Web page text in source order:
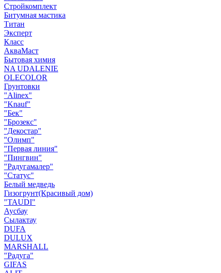
Стройкомплект
Битумная мастика
Титан
Эксперт
Класс
АкваМаст
Бытовая химия
NA UDALENIE
OLECOLOR
Грунтовки
"Alinex"
"Knauf"
"Бек"
"Брозекс"
"Декостар"
"Олимп"
"Первая линия"
"Пингвин"
"Радугамалер"
"Статус"
Белый медведь
Гизогрунт(Красивый дом)
"TAUDI"
Аусбау
Сылактау
DUFA
DULUX
MARSHALL
"Радуга"
GIFAS